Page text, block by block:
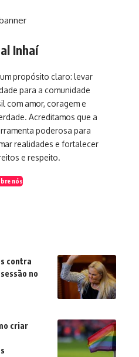
Inhaí
propósito claro: levar
para a comunidade
com amor, coragem e
Acreditamos que a
poderosa para
realidades e fortalecer
e respeito.
nós
contra
no
criar